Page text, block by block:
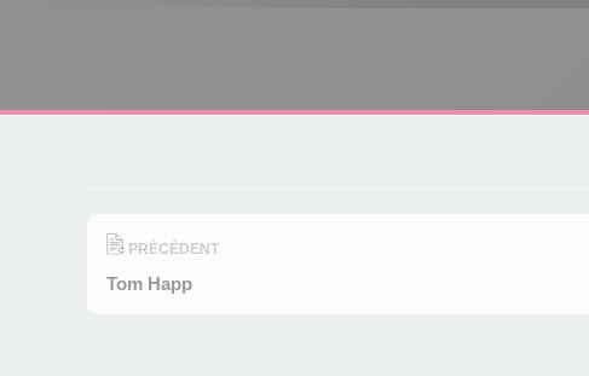
PRÉCÉDENT
Tom Happ